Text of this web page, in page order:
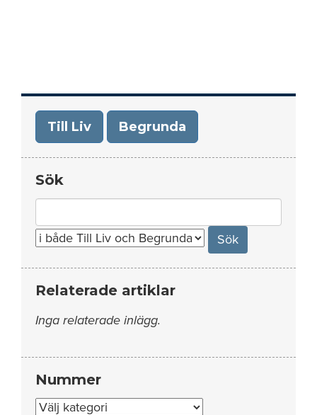
Till Liv Begrunda
Sök
for:
Relaterade artiklar
Inga relaterade inlägg.
Nummer
Nummer